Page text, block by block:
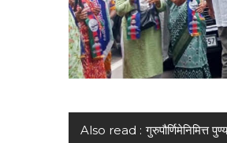
Also read : गुरुपौर्णिमेनिमित्त